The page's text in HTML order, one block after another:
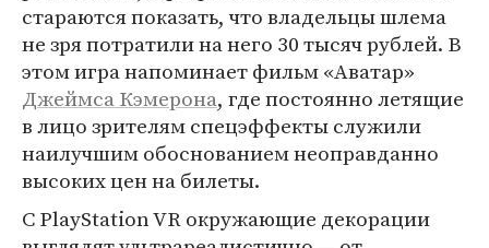
стараются показать, что владельцы шлема
не зря потратили на него 30 тысяч рублей. В
этом игра напоминает фильм «Аватар»
Джеймса Кэмерона, где постоянно летящие
в лицо зрителям спецэффекты служили
наилучшим обоснованием неоправданно
высоких цен на билеты.
С PlayStation VR окружающие декорации